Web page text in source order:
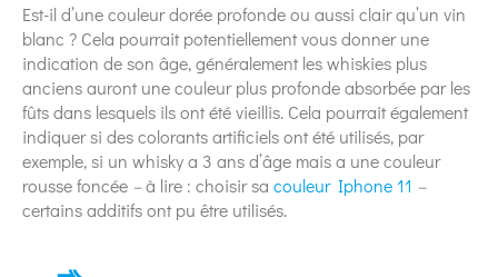
Est-il d’une couleur dorée profonde ou aussi clair qu’un vin
blanc ? Cela pourrait potentiellement vous donner une
indication de son âge, généralement les whiskies plus
anciens auront une couleur plus profonde absorbée par les
fûts dans lesquels ils ont été vieillis. Cela pourrait également
indiquer si des colorants artificiels ont été utilisés, par
exemple, si un whisky a 3 ans d’âge mais a une couleur
rousse foncée –à lire : choisir sa couleur Iphone 11 –
certains additifs ont pu être utilisés.